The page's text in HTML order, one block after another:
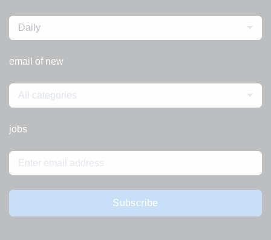
Daily
email of new
All categories
jobs
Subscribe